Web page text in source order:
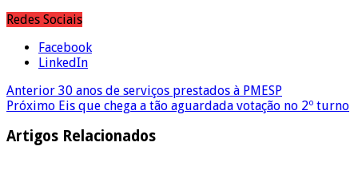
Redes Sociais
Facebook
LinkedIn
Anterior 30 anos de serviços prestados à PMESP
Próximo Eis que chega a tão aguardada votação no 2º turno
Artigos Relacionados